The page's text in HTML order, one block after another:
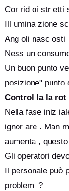
Cor rid oi str etti
Ill umina zione
Ang oli nasc osti
Ness un
Un buon punto
posizione" punto
Control la la rot
Nella fase iniz
ignor are . Man
aumenta ,
Gli operatori
Il personale può
problemi ?